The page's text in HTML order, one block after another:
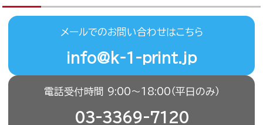
メールでのお問い合わせはこちら
info@k-1-print.jp
電話受付時間 9:00〜18:00（平日のみ）
03-3369-7120